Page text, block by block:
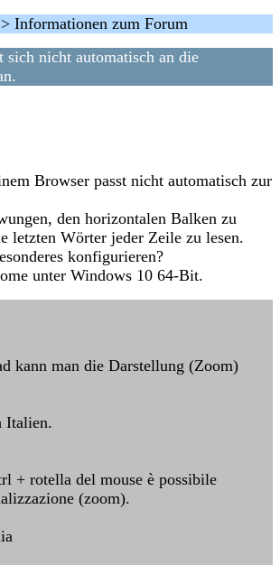
Informationen zum Forum
sich nicht automatisch an die
Browser passt nicht automatisch zur
den horizontalen Balken zu
letzten Wörter jeder Zeile zu lesen.
konfigurieren?
unter Windows 10 64-Bit.
kann man die Darstellung (Zoom)
Italien.
+ rotella del mouse è possibile
(zoom).